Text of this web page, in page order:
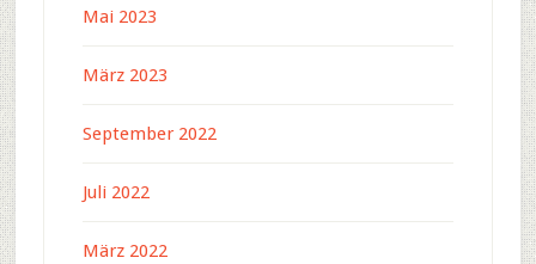
Mai 2023
März 2023
September 2022
Juli 2022
März 2022